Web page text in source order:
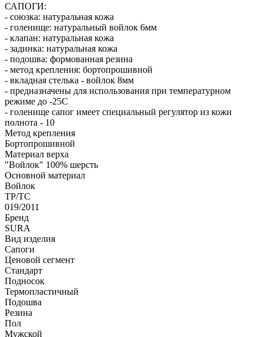
САПОГИ:
- союзка: натуральная кожа
- голенище: натуральный войлок 6мм
- клапан: натуральная кожа
- задинка: натуральная кожа
- подошва: формованная резина
- метод крепления: бортопрошивной
- вкладная стелька - войлок 8мм
- предназначены для использования при температурном
режиме до -25С
- голенище сапог имеет специальный регулятор из кожи
полнота - 10
Метод крепления
Бортопрошивной
Материал верха
"Войлок" 100% шерсть
Оcновной материал
Войлок
ТР/ТС
019/2011
Бренд
SURA
Вид изделия
Сапоги
Ценовой сегмент
Стандарт
Подносок
Термопластичный
Подошва
Резина
Пол
Мужской